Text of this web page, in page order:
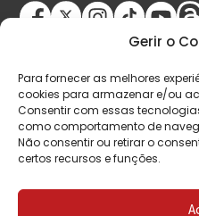
Gerir o
Para fornecer as melhores
cookies para armazenar e/ou
Consentir com essas
como comportamento de
Não consentir ou retirar o
certos recursos e funções.
© Copyright 2026 Saída
direitos